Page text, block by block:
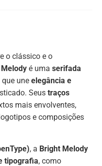
o clássico e o
é uma serifada
que une elegância e
Seus traços
mais envolventes,
e composições
, a Bright Melody
tipografia, como